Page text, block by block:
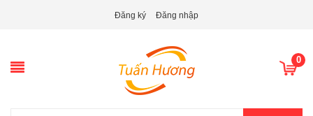
Đăng ký Đăng nhập
0